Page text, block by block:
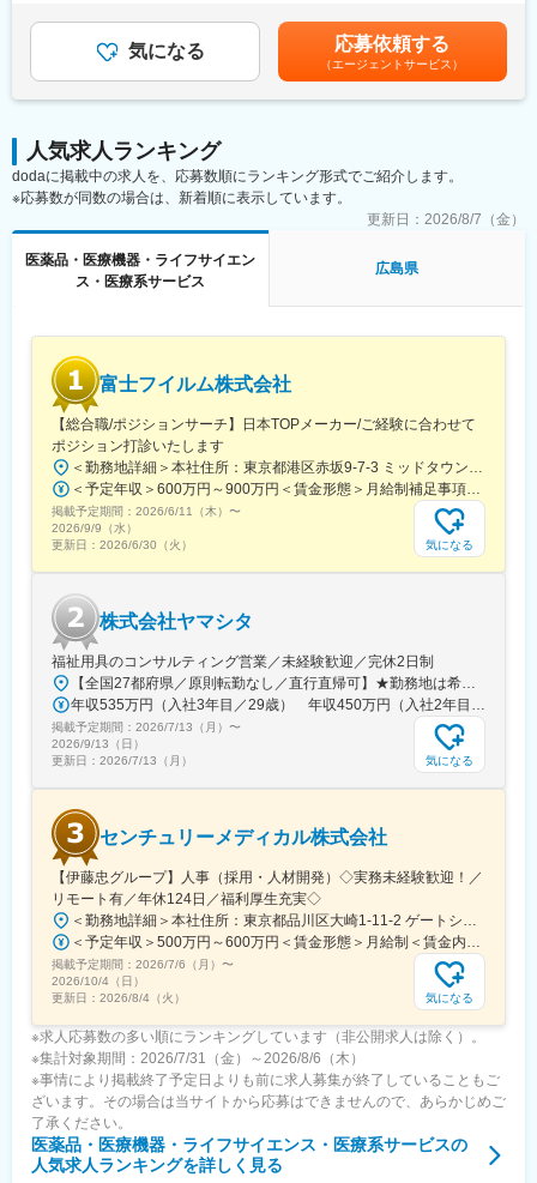
「効率的で生産性の高い業務を実施できる場所で勤務する」とい
う考え方で、より柔軟な働き方を導入しています。
フレックスタイム制：コアタイムを設けないフレックスタイム制
変更の範囲：会社の定める業務
■組織について
Medical Writing部門では、国内外の製薬会社・ベンチャー企業等
プローチが可能な体制になっています。
■仕事の魅力：
医薬品、医療機器、再生医療等幅広い分野の開発品目に関する文
文書作成に際し、社内の医師や薬事の専門知識を有する者からア
ドバイスを受けることできます
グローバルメディカルライティングのメンバーとしてグローバル
【同社の魅力】
■世界100か国以上に展開・進化し続ける世界最大級CRO：
世界最大のCROと医療データカンパニーの経営統合により、
IQVIAは世界中のどんな会社にも真似できない治験の「質」と「ス
ピード」を両立する仕組みを持った企業へ進化しました。薬剤流
通データと治験データの分析により、海外では治験完了までに期
間が数か月も短縮に成功した例もあります。新しい治療法を待っ
ている患者様のために、これからもIQVIAは創造的な仕事に挑戦し
ていきます。
フレキシブルスタイルワーク：働く場所はオフィスに拘らず、
「効率的で生産性の高い業務を実施できる場所で勤務する」とい
う考え方で、より柔軟な働き方を導入しています。
フレックスタイム制：コアタイムを設けないフレックスタイム制
を採用しています。
変更の範囲：会社の定める業務
績賞与：年1回賃金はあくまでも目安の金額であり、選考を通じて
上下する可能性があります。月給(月額)は固定手当を含めた表記で
す。
気になる 応募依頼する
（エージェントサービス）
人気求人ランキング
dodaに掲載中の求人を、応募数順にランキング形式でご紹介します。
※応募数が同数の場合は、新着順に表示しています。
更新日： 2026/8/7（金）
医薬品・医療機器・ライフサイエン
ス・医療系サービス
広島県
富士フイルム株式会社
【総合職/ポジションサーチ】日本TOPメーカー/ご経験に合わせて
ポジション打診いたします
＜勤務地詳細＞本社住所：東京都港区赤坂9-7-3 ミッドタウン・ウェスト勤務地最寄駅：東京メトロ日比谷線／都営大江戸線／六本木駅受動喫煙対策：敷地内全面禁煙変更の範囲：会社の定める事業所（リモートワーク含む）
＜予定年収＞600万円～900万円＜賃金形態＞月給制補足事項なし＜賃金内訳＞月額（基本給）：300,000円～500,000円＜月給＞300,000円～500,000円＜昇給有無＞有＜残業手当＞有賃金はあくまでも目安の金額であり、選考を通じて上下する可能性があります。月給(月額)は固定手当を含めた表記です。
掲載予定期間： 2026/6/11（木） 〜
2026/9/9（水）
更新日： 2026/6/30（火） 気になる
株式会社ヤマシタ
福祉用具のコンサルティング営業／未経験歓迎／完休2日制
【全国27都府県／原則転勤なし／直行直帰可】★勤務地は希望を考慮★拠点により車通勤OK※充足状況により、ご希望の勤務地での募集が終了している場合があります。※転居を伴う転勤の有無は、半年ごとに希望を伺い、選択いただけます。■東北■・宮城県（仙台市）■関東■・東京都（東京23区など）・神奈川県（横浜市など）・埼玉県（さいたま市など）・千葉県（千葉市など）・茨城県（水戸市）・栃木県（宇都宮市／足利市）・群馬県（前橋市）■東海■・愛知県（名古屋市／豊田市／豊橋市／小牧市）・静岡県（静岡市／浜松市／沼津市／焼津市／富士市）・岐阜県（岐阜市）・三重県（四日市市）■信越・北陸■・長野県（長野市）・山梨県（甲府市）・石川県（金沢市）・富山県（富山市）・福井県（福井市）■関西■・大阪府・兵庫県（神戸市／尼崎市／姫路市）・京都府（京都市）・奈良県（奈良市／天理市）・滋賀県（大津市／彦根市）・和歌山県（和歌山市／田辺市）■中国■・広島県（広島市）・岡山県（岡山市）■四国■・香川県（高松市）■九州■・福岡県（福岡市）
年収535万円（入社3年目／29歳） 年収450万円（入社2年目／26歳）
掲載予定期間： 2026/7/13（月） 〜
2026/9/13（日）
更新日： 2026/7/13（月） 気になる
センチュリーメディカル株式会社
【伊藤忠グループ】人事（採用・人材開発）◇実務未経験歓迎！／
リモート有／年休124日／福利厚生充実◇
＜勤務地詳細＞本社住所：東京都品川区大崎1-11-2 ゲートシティ大崎イーストタワー22Ｆ勤務地最寄駅：JR山手線／大崎駅受動喫煙対策：屋内全面禁煙変更の範囲：会社の定める事業所（リモートワーク含む）
＜予定年収＞500万円～600万円＜賃金形態＞月給制＜賃金内訳＞月額（基本給）：300,000円～350,000円＜月給＞300,000円～350,000円＜昇給有無＞有＜残業手当＞有＜給与補足＞上記年収は、あくまで目安であり、前職・経験を考慮し検討させて頂きます。■昇給：あり■賞与：あり※会社業績と個人業績に応じて算定されます。賃金はあくまでも目安の金額であり、選考を通じて上下する可能性があります。月給(月額)は固定手当を含めた表記です。
掲載予定期間： 2026/7/6（月） 〜
2026/10/4（日）
更新日： 2026/8/4（火） 気になる
※求人応募数の多い順にランキングしています（非公開求人は除く）。
※集計対象期間：2026/7/31（金）～2026/8/6（木）
※事情により掲載終了予定日よりも前に求人募集が終了していることもご
ざいます。その場合は当サイトから応募はできませんので、あらかじめご
了承ください。
医薬品・医療機器・ライフサイエンス・医療系サービスの
人気求人ランキングを詳しく見る